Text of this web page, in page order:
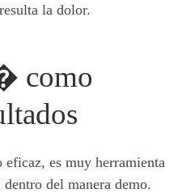
la dolor.
como
es muy herramienta
del manera demo.